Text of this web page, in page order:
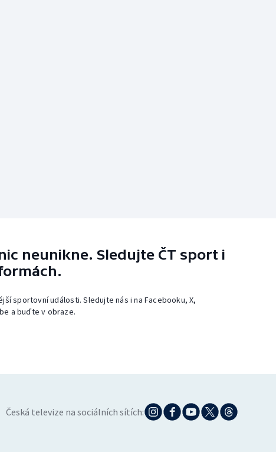
neunikne. Sledujte ČT sport i
sportovní události. Sledujte nás i na Facebooku, X,
a buďte v obraze.
Česká televize na sociálních sítích: